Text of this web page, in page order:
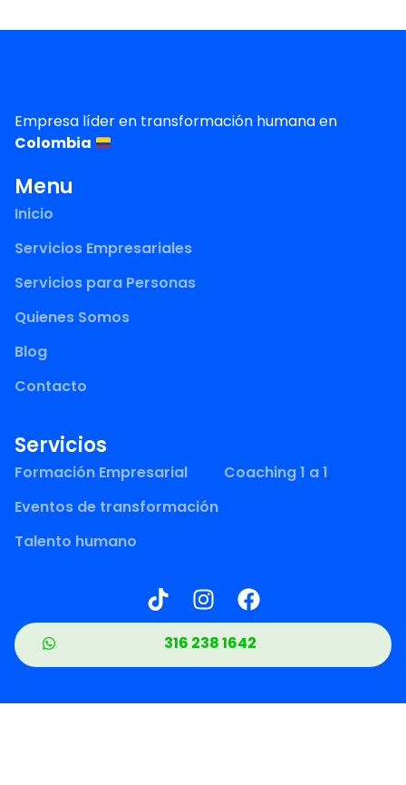
Empresa líder en transformación humana en
Colombia
Menu
Inicio
Servicios Empresariales
Servicios para Personas
Quienes Somos
Blog
Contacto
Servicios
Formación Empresarial
Coaching 1 a 1
Eventos de transformación
Talento humano
316 238 1642